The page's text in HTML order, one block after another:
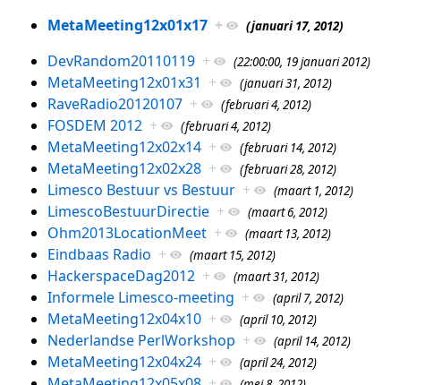
MetaMeeting12x01x17 + (januari 17, 2012)
DevRandom20110119 + (22:00:00, 19 januari 2012)
MetaMeeting12x01x31 + (januari 31, 2012)
RaveRadio20120107 + (februari 4, 2012)
FOSDEM 2012 + (februari 4, 2012)
MetaMeeting12x02x14 + (februari 14, 2012)
MetaMeeting12x02x28 + (februari 28, 2012)
Limesco Bestuur vs Bestuur + (maart 1, 2012)
LimescoBestuurDirectie + (maart 6, 2012)
Ohm2013LocationMeet + (maart 13, 2012)
Eindbaas Radio + (maart 15, 2012)
HackerspaceDag2012 + (maart 31, 2012)
Informele Limesco-meeting + (april 7, 2012)
MetaMeeting12x04x10 + (april 10, 2012)
Nederlandse PerlWorkshop + (april 14, 2012)
MetaMeeting12x04x24 + (april 24, 2012)